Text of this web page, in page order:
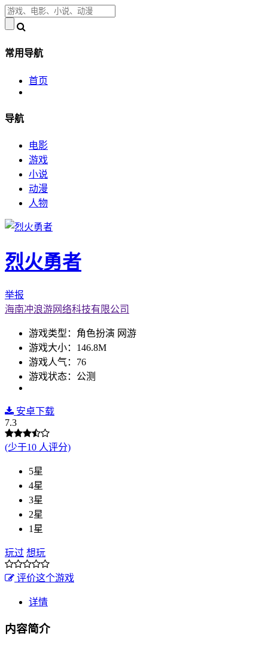
常用导航
首页
导航
电影
游戏
小说
动漫
人物
烈火勇者
举报
海南冲浪游网络科技有限公司
游戏类型：角色扮演 网游
游戏大小：146.8M
游戏人气：76
游戏状态：公测
安卓下载
7.3
(少于10 人评分)
5星
4星
3星
2星
1星
玩过 想玩
评价这个游戏
详情
内容简介